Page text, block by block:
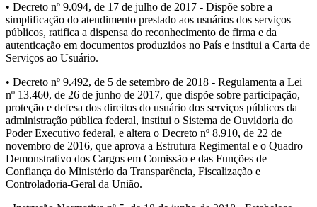
• Decreto nº 9.094, de 17 de julho de 2017 - Dispõe sobre a
simplificação do atendimento prestado aos usuários dos serviços
públicos, ratifica a dispensa do reconhecimento de firma e da
autenticação em documentos produzidos no País e institui a Carta de
Serviços ao Usuário.
• Decreto nº 9.492, de 5 de setembro de 2018 - Regulamenta a Lei
nº 13.460, de 26 de junho de 2017, que dispõe sobre participação,
proteção e defesa dos direitos do usuário dos serviços públicos da
administração pública federal, institui o Sistema de Ouvidoria do
Poder Executivo federal, e altera o Decreto nº 8.910, de 22 de
novembro de 2016, que aprova a Estrutura Regimental e o Quadro
Demonstrativo dos Cargos em Comissão e das Funções de
Confiança do Ministério da Transparência, Fiscalização e
Controladoria-Geral da União.